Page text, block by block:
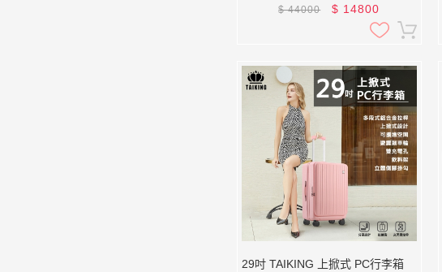
金/智能指紋解鎖行李箱/旅行箱
$44000 $ 14800
29吋 TAIKING 上掀式 PC行李箱